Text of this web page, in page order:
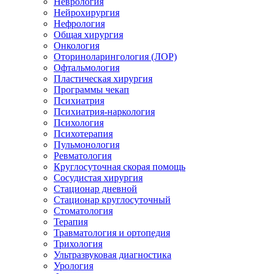
Нейрохирургия
Нефрология
Общая хирургия
Онкология
Оториноларингология (ЛОР)
Офтальмология
Пластическая хирургия
Программы чекап
Психиатрия
Психиатрия-наркология
Психология
Психотерапия
Пульмонология
Ревматология
Круглосуточная скорая помощь
Сосудистая хирургия
Стационар дневной
Стационар круглосуточный
Стоматология
Терапия
Травматология и ортопедия
Трихология
Ультразвуковая диагностика
Урология